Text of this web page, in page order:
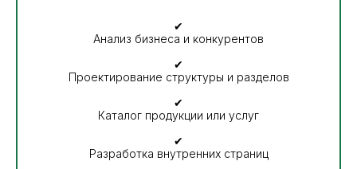
✔
Анализ бизнеса и конкурентов
✔
Проектирование структуры и разделов
✔
Каталог продукции или услуг
✔
Разработка внутренних страниц